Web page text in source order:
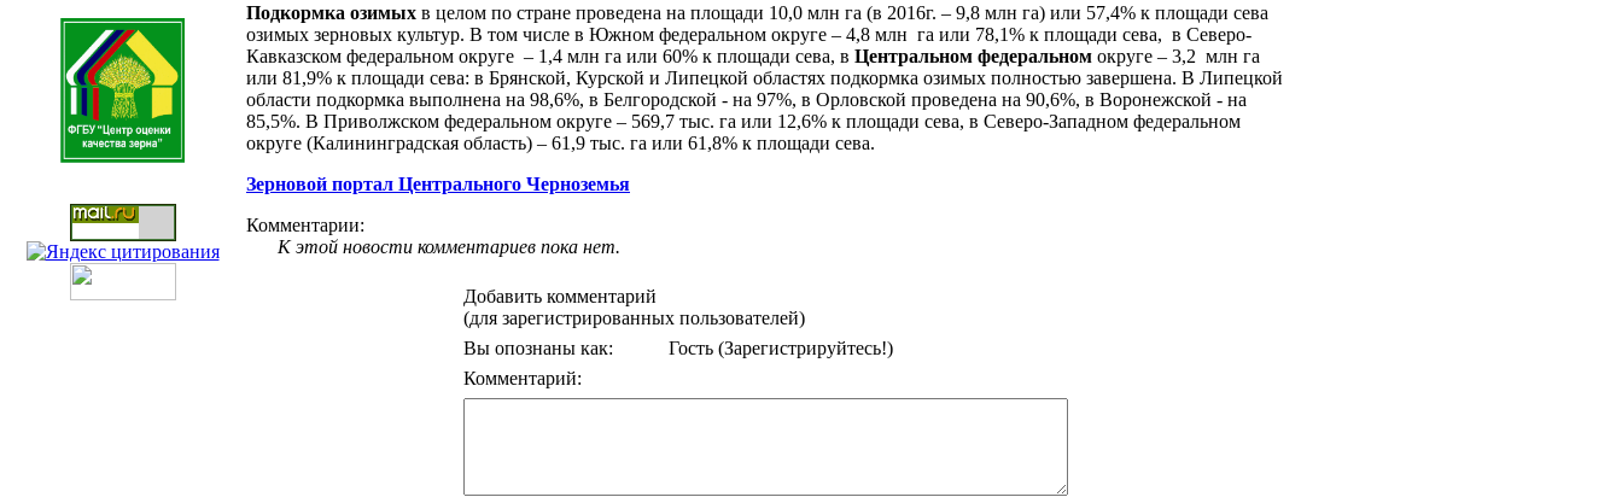
Подкормка озимых в целом по стране проведена на площади 10,0 млн га (в 2016г. – 9,8 млн га) или 57,4% к площади сева
озимых зерновых культур. В том числе в Южном федеральном округе – 4,8 млн га или 78,1% к площади сева, в Северо-
Кавказском федеральном округе – 1,4 млн га или 60% к площади сева, в Центральном федеральном округе – 3,2 млн га
или 81,9% к площади сева: в Брянской, Курской и Липецкой областях подкормка озимых полностью завершена. В Липецкой
области подкормка выполнена на 98,6%, в Белгородской - на 97%, в Орловской проведена на 90,6%, в Воронежской - на
85,5%. В Приволжском федеральном округе – 569,7 тыс. га или 12,6% к площади сева, в Северо-Западном федеральном
округе (Калининградская область) – 61,9 тыс. га или 61,8% к площади сева.
Зерновой портал Центрального Черноземья
Комментарии:
К этой новости комментариев пока нет.
Добавить комментарий
(для зарегистрированных пользователей)
Вы опознаны как:
Гость (Зарегистрируйтесь!)
Комментарий: